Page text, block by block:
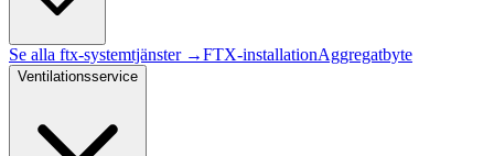
Se alla ftx-systemtjänster →FTX-installationAggregatbyte
Ventilationsservice